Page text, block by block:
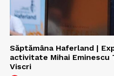
Săptămâna Haferland |
activitate Mihai Eminescu
Viscri